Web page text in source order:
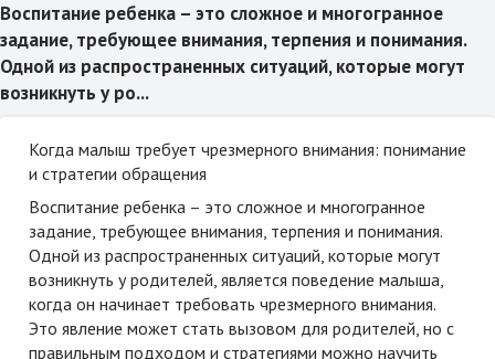
Воспитание ребенка – это сложное и многогранное
задание, требующее внимания, терпения и понимания.
Одной из распространенных ситуаций, которые могут
возникнуть у ро...
Когда малыш требует чрезмерного внимания: понимание
и стратегии обращения
Воспитание ребенка – это сложное и многогранное
задание, требующее внимания, терпения и понимания.
Одной из распространенных ситуаций, которые могут
возникнуть у родителей, является поведение малыша,
когда он начинает требовать чрезмерного внимания.
Это явление может стать вызовом для родителей, но с
правильным подходом и стратегиями можно научить